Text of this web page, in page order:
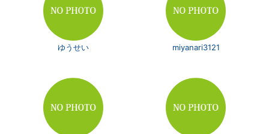
ゆうせい miyanari3121